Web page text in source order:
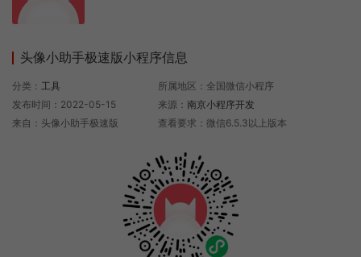
头像小助手极速版小程序信息
分类： 工具
发布时间：2022-05-15
来自：头像小助手极速版
所属地区：全国微信小程序
来源： 南京小程序开发
查看要求：微信6.5.3以上版本